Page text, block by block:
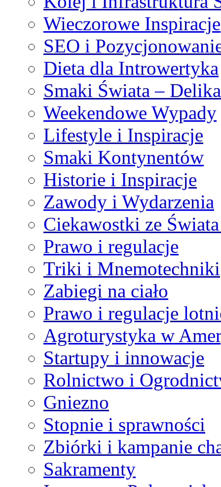
Wieczorowe Inspiracje
SEO i
Dieta dla Introwertyka
Smaki Świata –
Weekendowe Wypady
Lifestyle i Inspiracje
Smaki Kontynentów
Historie i Inspiracje
Zawody i Wydarzenia
Ciekawostki ze
Prawo i regulacje
Triki i Mnemotechniki
Zabiegi na ciało
Prawo i regulacje
Agroturystyka w
Startupy i innowacje
Rolnictwo i
Gniezno
Stopnie i sprawności
Zbiórki i kampanie
Sakramenty